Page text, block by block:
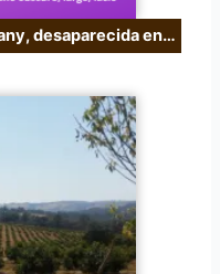
desaparecida en…